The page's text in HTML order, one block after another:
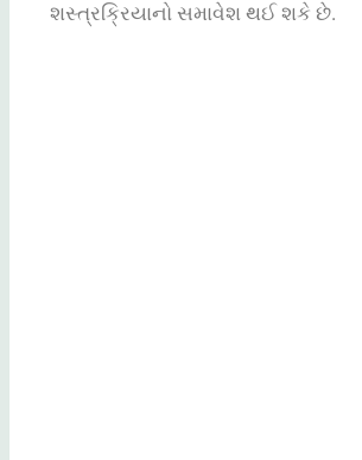
શસ્ત્રક્રિયાનો સમાવેશ થઈ શકે છે.